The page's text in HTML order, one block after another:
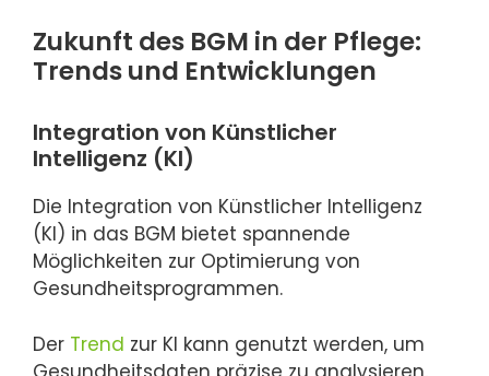
Zukunft des BGM in der Pflege:
Trends und Entwicklungen
Integration von Künstlicher
Intelligenz (KI)
Die Integration von Künstlicher Intelligenz
(KI) in das BGM bietet spannende
Möglichkeiten zur Optimierung von
Gesundheitsprogrammen.
Der Trend zur KI kann genutzt werden, um